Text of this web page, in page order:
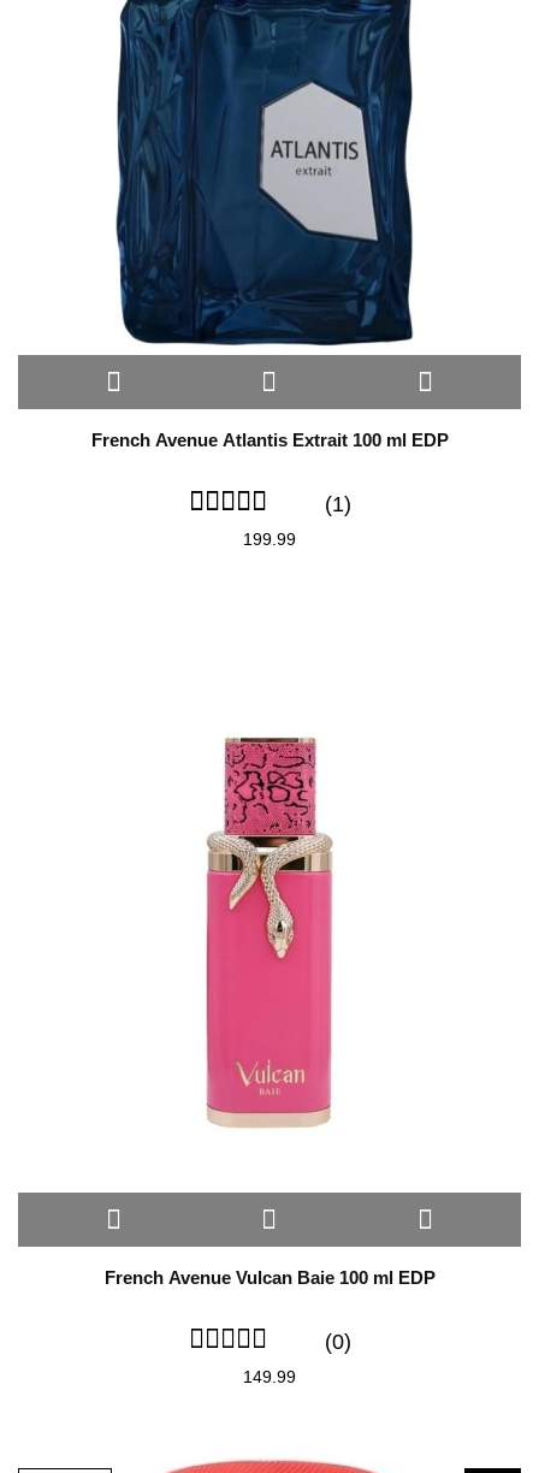
French Avenue Atlantis Extrait 100 ml EDP
(1)
199.99
French Avenue Vulcan Baie 100 ml EDP
(0)
149.99